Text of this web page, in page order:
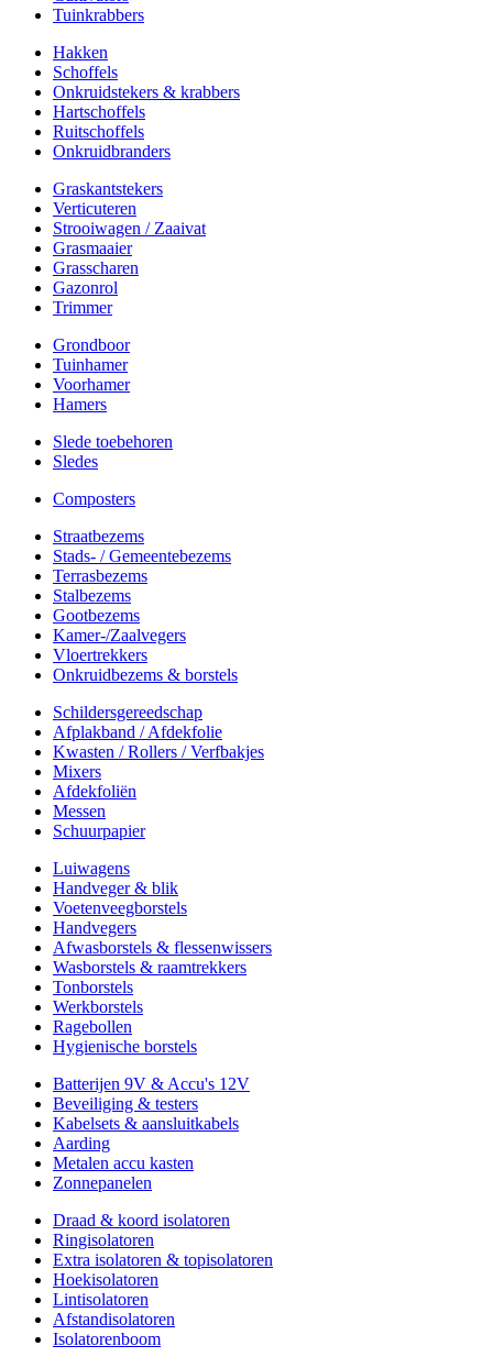
Tuinkrabbers
Hakken
Schoffels
Onkruidstekers & krabbers
Hartschoffels
Ruitschoffels
Onkruidbranders
Graskantstekers
Verticuteren
Strooiwagen / Zaaivat
Grasmaaier
Grasscharen
Gazonrol
Trimmer
Grondboor
Tuinhamer
Voorhamer
Hamers
Slede toebehoren
Sledes
Composters
Straatbezems
Stads- / Gemeentebezems
Terrasbezems
Stalbezems
Gootbezems
Kamer-/Zaalvegers
Vloertrekkers
Onkruidbezems & borstels
Schildersgereedschap
Afplakband / Afdekfolie
Kwasten / Rollers / Verfbakjes
Mixers
Afdekfoliën
Messen
Schuurpapier
Luiwagens
Handveger & blik
Voetenveegborstels
Handvegers
Afwasborstels & flessenwissers
Wasborstels & raamtrekkers
Tonborstels
Werkborstels
Ragebollen
Hygienische borstels
Batterijen 9V & Accu's 12V
Beveiliging & testers
Kabelsets & aansluitkabels
Aarding
Metalen accu kasten
Zonnepanelen
Draad & koord isolatoren
Ringisolatoren
Extra isolatoren & topisolatoren
Hoekisolatoren
Lintisolatoren
Afstandisolatoren
Isolatorenboom